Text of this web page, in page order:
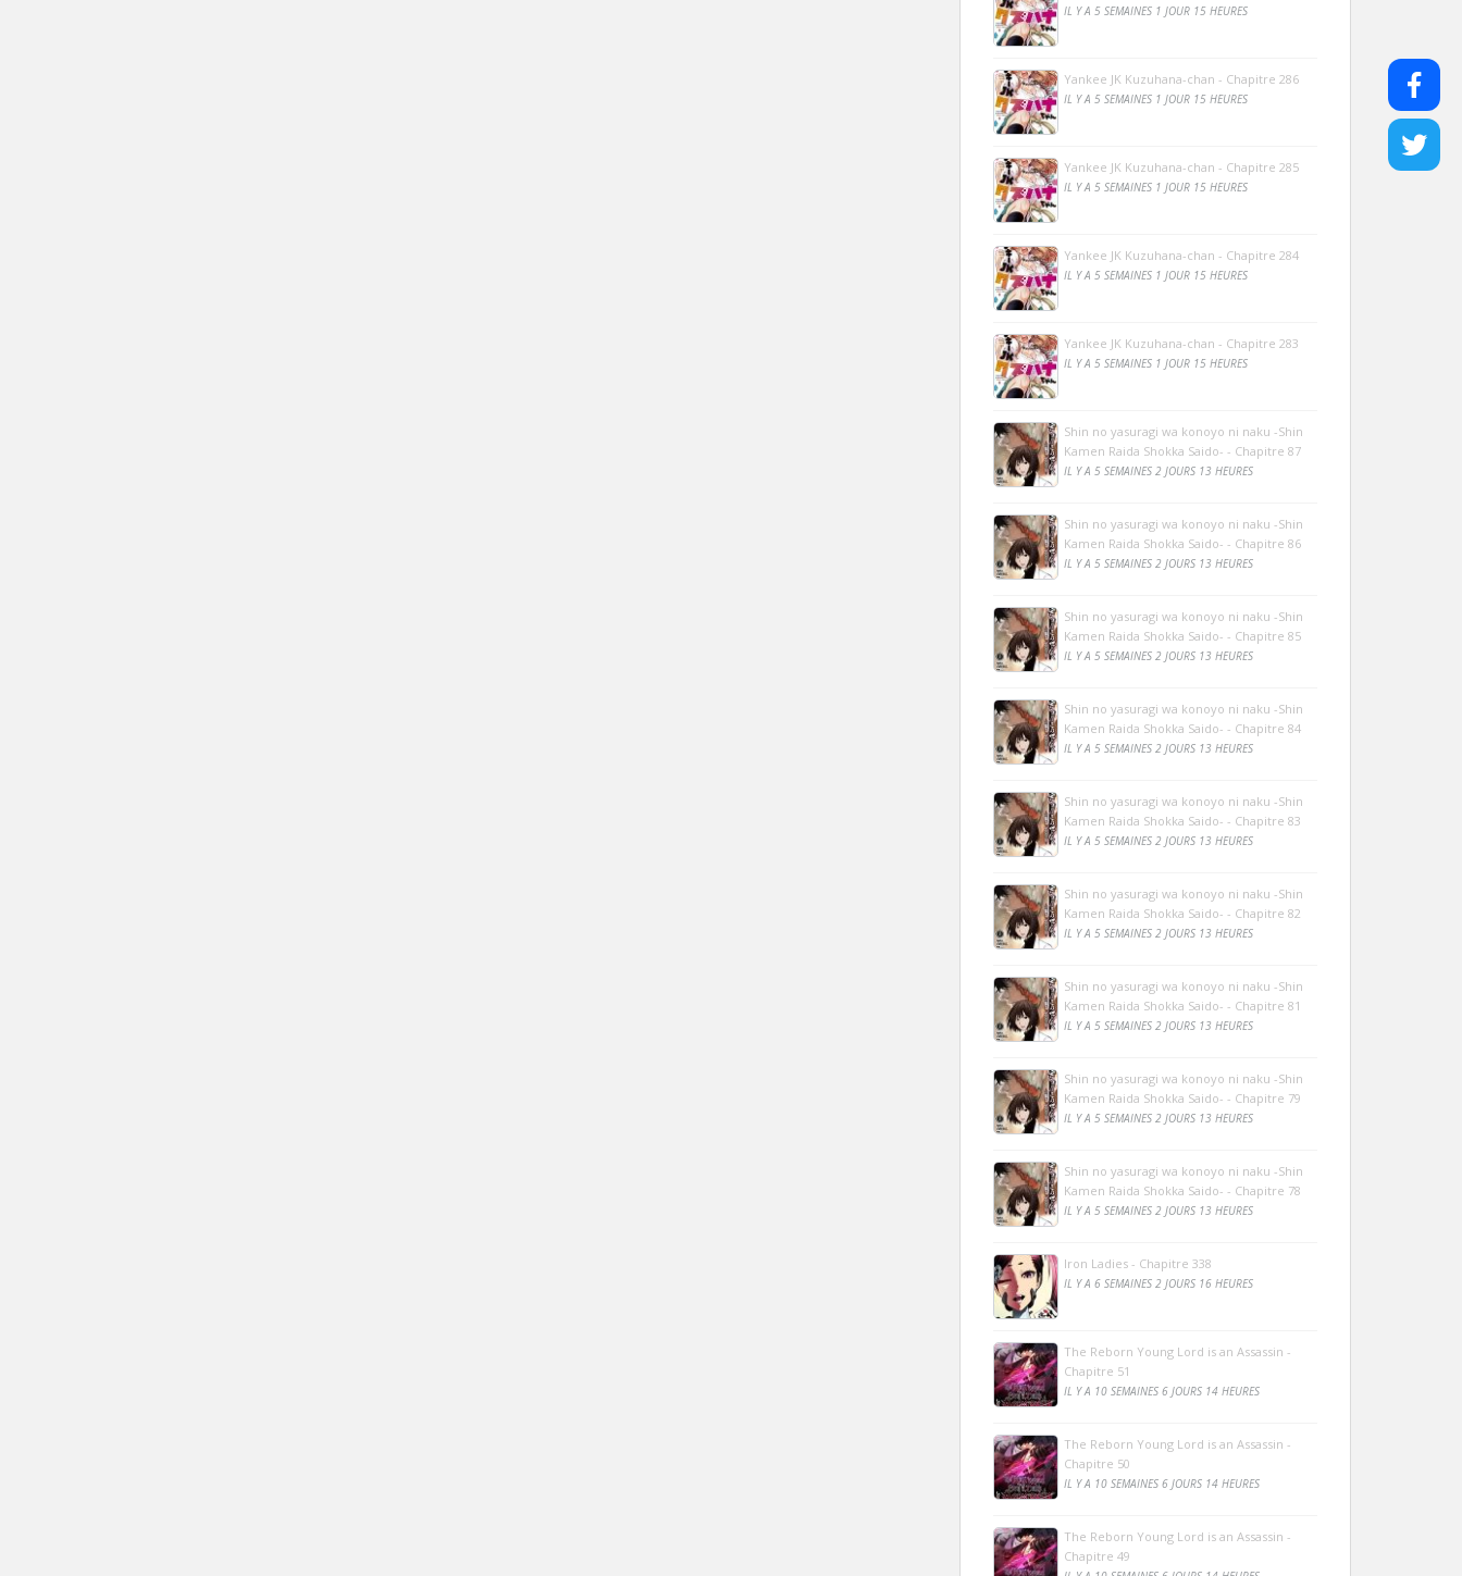
IL Y A 5 SEMAINES 1 JOUR 15 HEURES
Yankee JK Kuzuhana-chan - Chapitre 286
IL Y A 5 SEMAINES 1 JOUR 15 HEURES
Yankee JK Kuzuhana-chan - Chapitre 285
IL Y A 5 SEMAINES 1 JOUR 15 HEURES
Yankee JK Kuzuhana-chan - Chapitre 284
IL Y A 5 SEMAINES 1 JOUR 15 HEURES
Yankee JK Kuzuhana-chan - Chapitre 283
IL Y A 5 SEMAINES 1 JOUR 15 HEURES
Shin no yasuragi wa konoyo ni naku -Shin
Kamen Raida Shokka Saido- - Chapitre 87
IL Y A 5 SEMAINES 2 JOURS 13 HEURES
Shin no yasuragi wa konoyo ni naku -Shin
Kamen Raida Shokka Saido- - Chapitre 86
IL Y A 5 SEMAINES 2 JOURS 13 HEURES
Shin no yasuragi wa konoyo ni naku -Shin
Kamen Raida Shokka Saido- - Chapitre 85
IL Y A 5 SEMAINES 2 JOURS 13 HEURES
Shin no yasuragi wa konoyo ni naku -Shin
Kamen Raida Shokka Saido- - Chapitre 84
IL Y A 5 SEMAINES 2 JOURS 13 HEURES
Shin no yasuragi wa konoyo ni naku -Shin
Kamen Raida Shokka Saido- - Chapitre 83
IL Y A 5 SEMAINES 2 JOURS 13 HEURES
Shin no yasuragi wa konoyo ni naku -Shin
Kamen Raida Shokka Saido- - Chapitre 82
IL Y A 5 SEMAINES 2 JOURS 13 HEURES
Shin no yasuragi wa konoyo ni naku -Shin
Kamen Raida Shokka Saido- - Chapitre 81
IL Y A 5 SEMAINES 2 JOURS 13 HEURES
Shin no yasuragi wa konoyo ni naku -Shin
Kamen Raida Shokka Saido- - Chapitre 79
IL Y A 5 SEMAINES 2 JOURS 13 HEURES
Shin no yasuragi wa konoyo ni naku -Shin
Kamen Raida Shokka Saido- - Chapitre 78
IL Y A 5 SEMAINES 2 JOURS 13 HEURES
Iron Ladies - Chapitre 338
IL Y A 6 SEMAINES 2 JOURS 16 HEURES
The Reborn Young Lord is an Assassin -
Chapitre 51
IL Y A 10 SEMAINES 6 JOURS 14 HEURES
The Reborn Young Lord is an Assassin -
Chapitre 50
IL Y A 10 SEMAINES 6 JOURS 14 HEURES
The Reborn Young Lord is an Assassin -
Chapitre 49